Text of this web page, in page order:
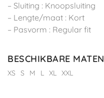
– Sluiting : Knoopsluiting
– Lengte/maat : Kort
– Pasvorm : Regular fit
BESCHIKBARE MATEN
XS S M L XL XXL